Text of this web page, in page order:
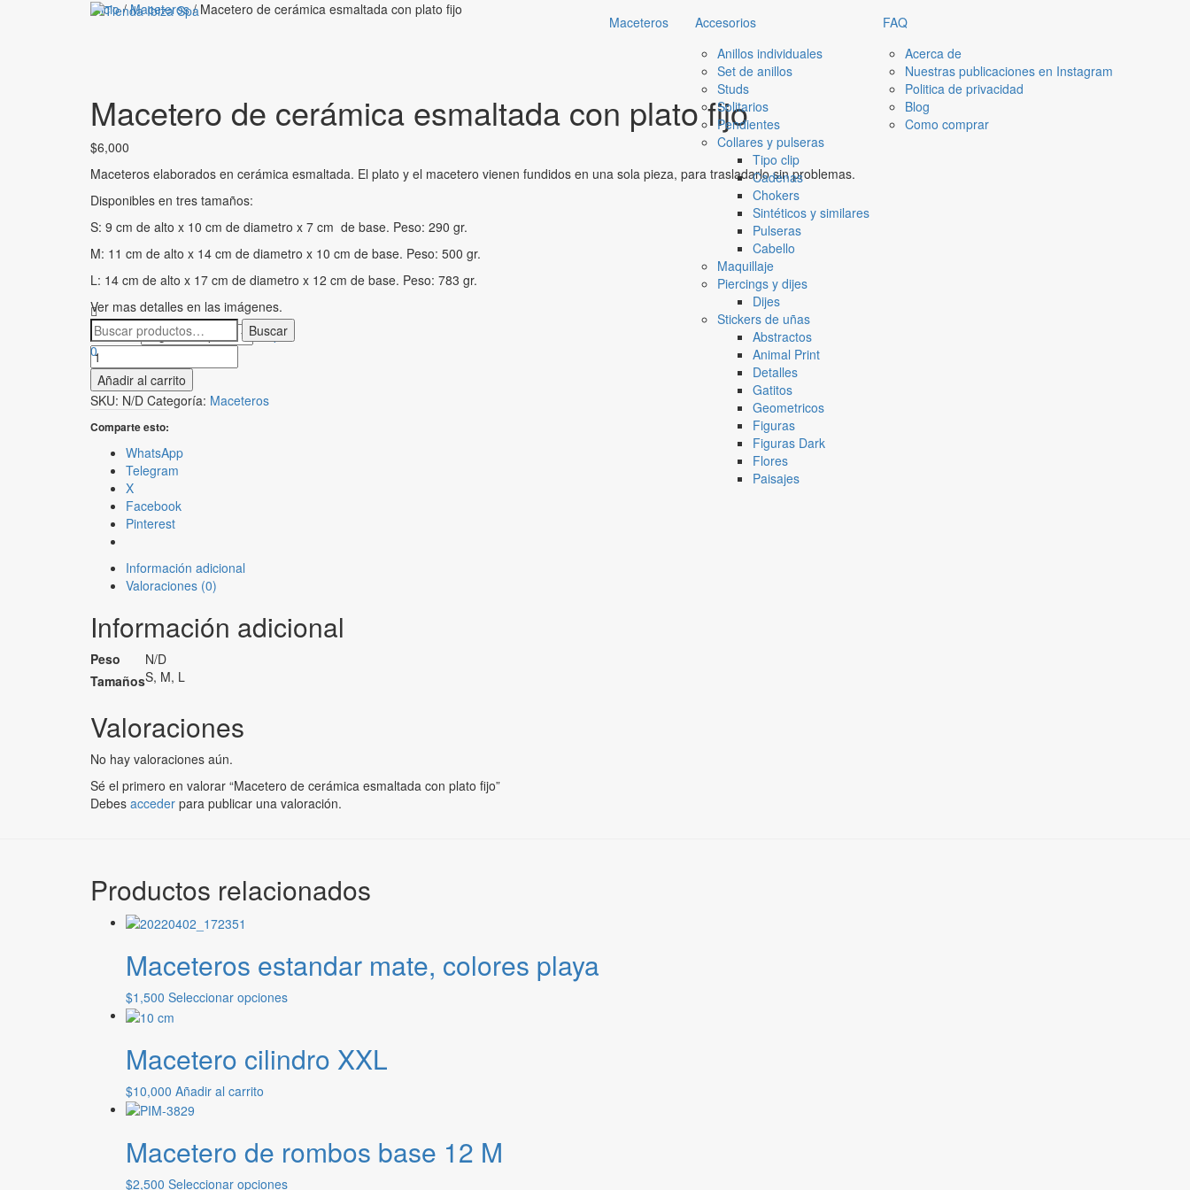
Maceteros
Accesorios
Anillos individuales
Set de anillos
Studs
Solitarios
Pendientes
Collares y pulseras
Tipo clip
Cadenas
Chokers
Sintéticos y similares
Pulseras
Cabello
Maquillaje
Piercings y dijes
Dijes
Stickers de uñas
Abstractos
Animal Print
Detalles
Gatitos
Geometricos
Figuras
Figuras Dark
Flores
Paisajes
FAQ
Acerca de
Nuestras publicaciones en Instagram
Politica de privacidad
Blog
Como comprar
0
Inicio/Maceteros/ Macetero de cerámica esmaltada con plato fijo
Macetero de cerámica esmaltada con plato fijo
$6,000
Maceteros elaborados en cerámica esmaltada. El plato y el macetero vienen fundidos en una sola pieza, para trasladarlo sin problemas.
Disponibles en tres tamaños:
S: 9 cm de alto x 10 cm de diametro x 7 cm de base. Peso: 290 gr.
M: 11 cm de alto x 14 cm de diametro x 10 cm de base. Peso: 500 gr.
L: 14 cm de alto x 17 cm de diametro x 12 cm de base. Peso: 783 gr.
Ver mas detalles en las imágenes.
Tamaños
Limpiar
Macetero
de
cerámica
esmaltada
con
cantidad
Añadir al carrito
SKU: N/D Categoría: Maceteros
Comparte esto:
WhatsApp
Telegram
X
Facebook
Pinterest
Información adicional
Valoraciones (0)
Información adicional
Peso
N/D
TamañosS, M, L
Valoraciones
No hay valoraciones aún.
Sé el primero en valorar “Macetero de cerámica esmaltada con plato fijo”
Debes acceder para publicar una valoración.
Productos relacionados
Maceteros estandar mate, colores playa
$1,500 Seleccionar opcionesEste
múltiples
variantes.
elegir
Macetero cilindro XXL
$10,000 Añadir al carrito
Macetero de rombos base 12 M
$2,500 Seleccionar opcionesEste